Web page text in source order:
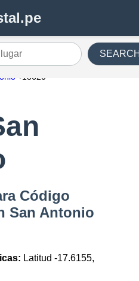
18620
Código
San Antonio
Latitud -17.6155,